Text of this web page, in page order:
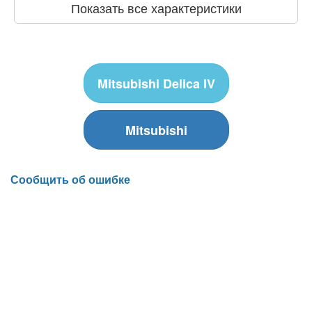
Показать все характеристики
Mitsubishi Delica IV
Mitsubishi
Сообщить об ошибке